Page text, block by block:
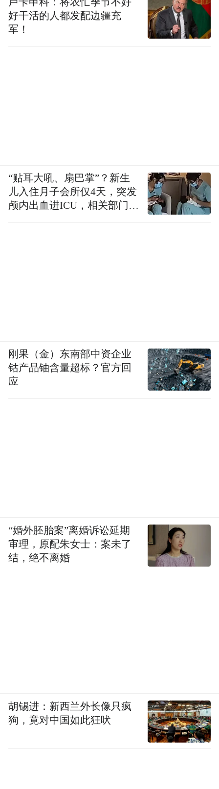
好干活的人都发配边疆充
军！
“贴耳大吼、扇巴掌”？新生
儿入住月子会所仅4天，突发
颅内出血进ICU，相关部门已
刚果（金）东南部中资企业
钴产品铀含量超标？官方回
应
“婚外胚胎案”离婚诉讼延期
审理，原配朱女士：案未了
结，绝不离婚
胡锡进：新西兰外长像只疯
狗，竟对中国如此狂吠